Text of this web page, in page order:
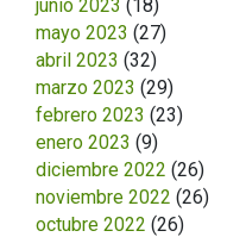
junio 2023 (18)
mayo 2023 (27)
abril 2023 (32)
marzo 2023 (29)
febrero 2023 (23)
enero 2023 (9)
diciembre 2022 (26)
noviembre 2022 (26)
octubre 2022 (26)